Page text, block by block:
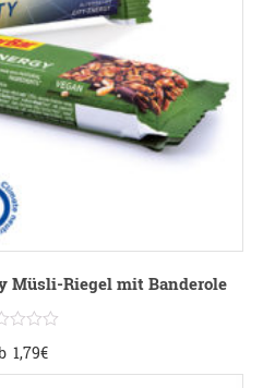
Müsli-Riegel mit Banderole
1,79€